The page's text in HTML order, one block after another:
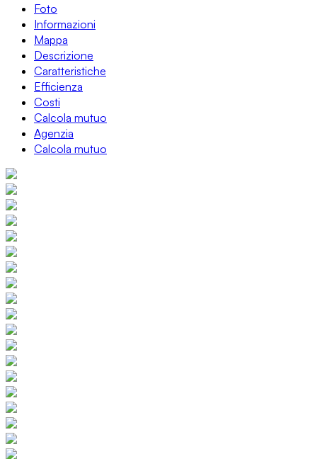
Foto
Informazioni
Mappa
Descrizione
Caratteristiche
Efficienza
Costi
Calcola mutuo
Agenzia
Calcola mutuo